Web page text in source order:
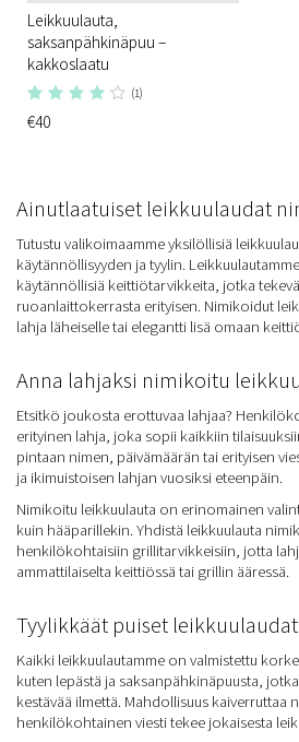
Leikkuulauta,
saksanpähkinäpuu –
kakkoslaatu
(1)
€40
Ainutlaatuiset leikkuulaudat
Tutustu valikoimaamme yksilöllisiä
käytännöllisyyden ja tyylin.
käytännöllisiä keittiötarvikkeita, jotka
ruoanlaittokerrasta erityisen. Nimikoidut
lahja läheiselle tai elegantti lisä omaan
Anna lahjaksi nimikoitu
Etsitkö joukosta erottuvaa lahjaa?
erityinen lahja, joka sopii kaikkiin
pintaan nimen, päivämäärän tai erityisen
ja ikimuistoisen lahjan vuosiksi eteenpäin.
Nimikoitu leikkuulauta on erinomainen
kuin hääparillekin. Yhdistä leikkuulauta
henkilökohtaisiin grillitarvikkeisiin, jotta
ammattilaiselta keittiössä tai grillin ääressä.
Tyylikkäät puiset leikkuulaudat
Kaikki leikkuulautamme on valmistettu
kuten lepästä ja saksanpähkinäpuusta,
kestävää ilmettä. Mahdollisuus kaiverruttaa
henkilökohtainen viesti tekee jokaisesta